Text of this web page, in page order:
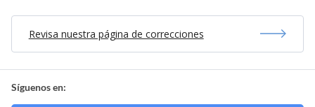
Revisa nuestra página de correcciones
Síguenos en: